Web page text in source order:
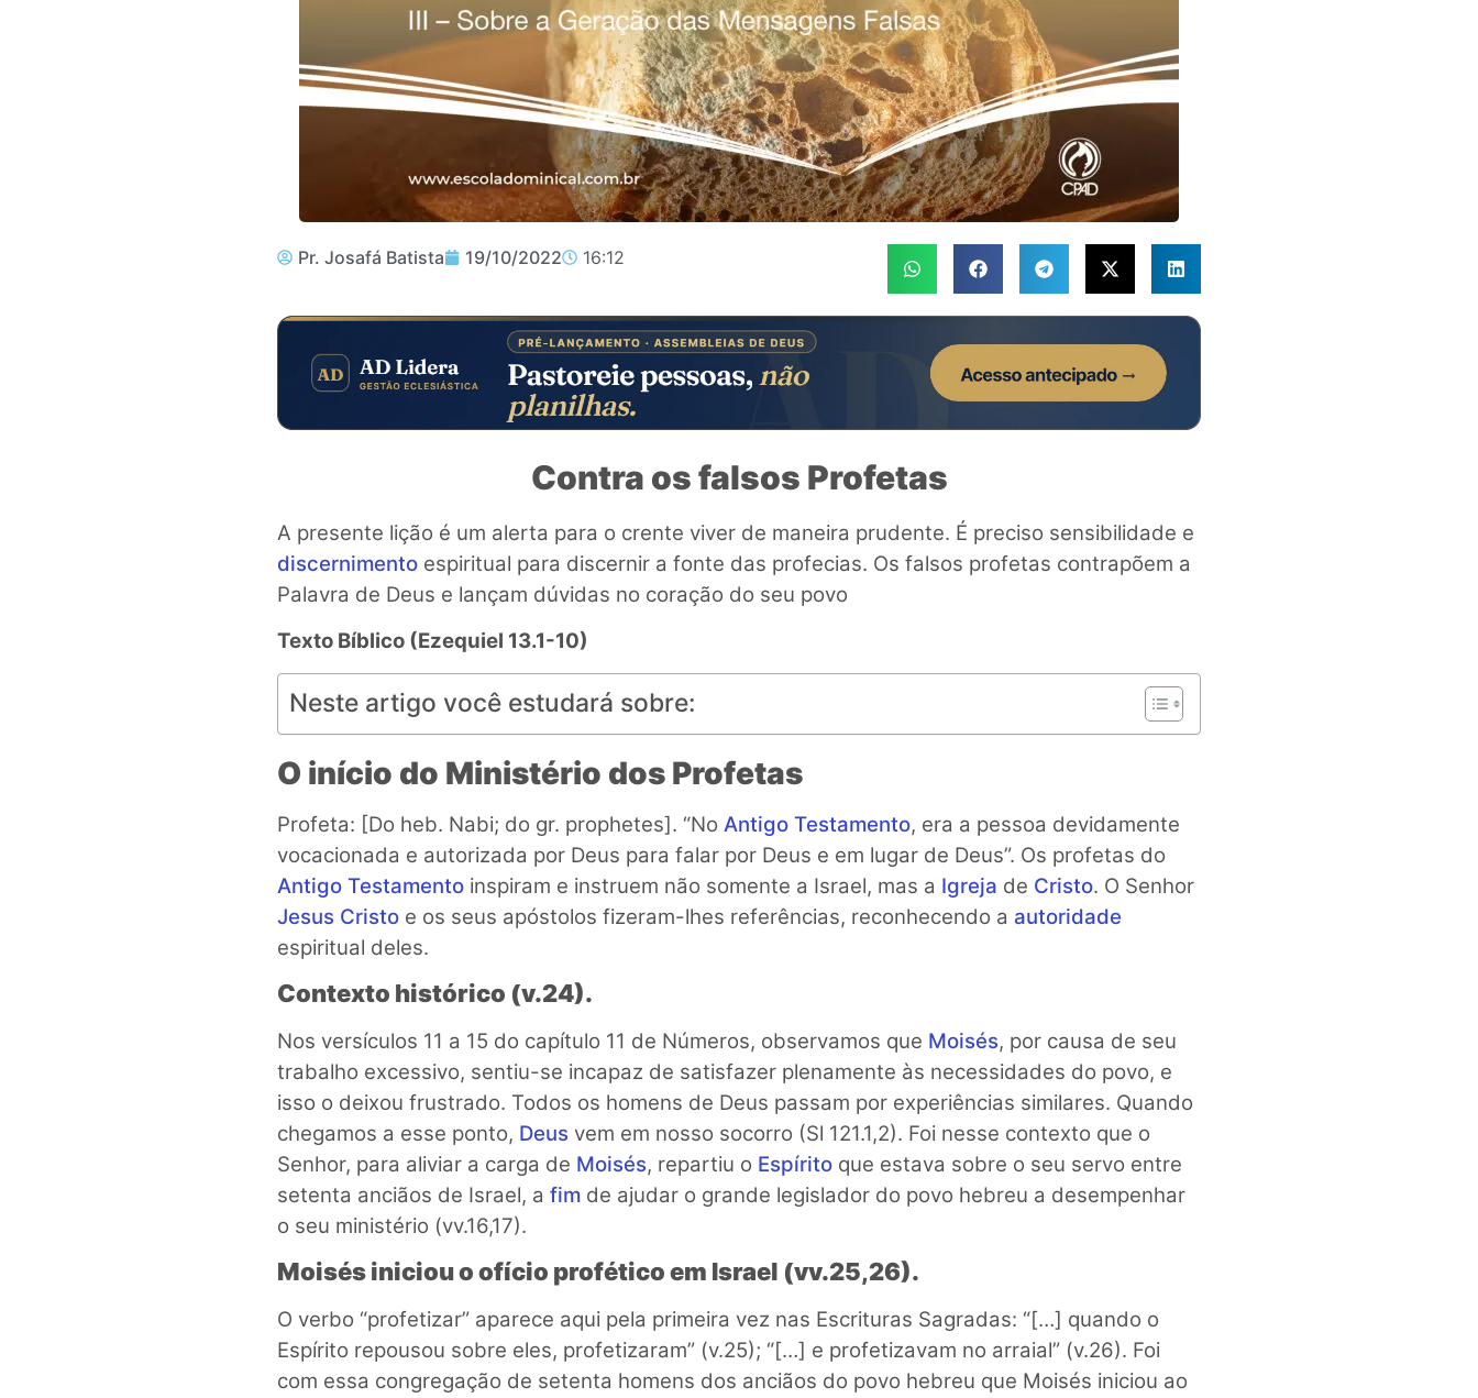
Pr. Josafá Batista 19/10/2022 16:12
Contra os falsos Profetas
A presente lição é um alerta para o crente viver de maneira prudente. É preciso sensibilidade e
discernimento espiritual para discernir a fonte das profecias. Os falsos profetas contrapõem a
Palavra de Deus e lançam dúvidas no coração do seu povo
Texto Bíblico (Ezequiel 13.1-10)
Neste artigo você estudará sobre:
O início do Ministério dos Profetas
Profeta: [Do heb. Nabi; do gr. prophetes]. “No Antigo Testamento, era a pessoa devidamente
vocacionada e autorizada por Deus para falar por Deus e em lugar de Deus”. Os profetas do
Antigo Testamento inspiram e instruem não somente a Israel, mas a Igreja de Cristo. O Senhor
Jesus Cristo e os seus apóstolos fizeram-lhes referências, reconhecendo a autoridade
espiritual deles.
Contexto histórico (v.24).
Nos versículos 11 a 15 do capítulo 11 de Números, observamos que Moisés, por causa de seu
trabalho excessivo, sentiu-se incapaz de satisfazer plenamente às necessidades do povo, e
isso o deixou frustrado. Todos os homens de Deus passam por experiências similares. Quando
chegamos a esse ponto, Deus vem em nosso socorro (Sl 121.1,2). Foi nesse contexto que o
Senhor, para aliviar a carga de Moisés, repartiu o Espírito que estava sobre o seu servo entre
setenta anciãos de Israel, a fim de ajudar o grande legislador do povo hebreu a desempenhar
o seu ministério (vv.16,17).
Moisés iniciou o ofício profético em Israel (vv.25,26).
O verbo “profetizar” aparece aqui pela primeira vez nas Escrituras Sagradas: “[…] quando o
Espírito repousou sobre eles, profetizaram” (v.25); “[…] e profetizavam no arraial” (v.26). Foi
com essa congregação de setenta homens dos anciãos do povo hebreu que Moisés iniciou ao